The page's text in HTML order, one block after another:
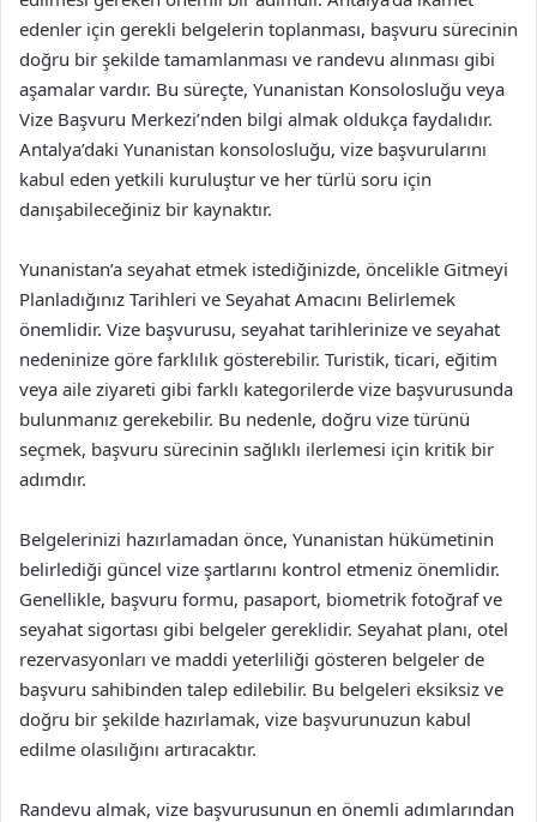
edenler için gerekli belgelerin toplanması, başvuru sürecinin
doğru bir şekilde tamamlanması ve randevu alınması gibi
aşamalar vardır. Bu süreçte, Yunanistan Konsolosluğu veya
Vize Başvuru Merkezi’nden bilgi almak oldukça faydalıdır.
Antalya’daki Yunanistan konsolosluğu, vize başvurularını
kabul eden yetkili kuruluştur ve her türlü soru için
danışabileceğiniz bir kaynaktır.
Yunanistan’a seyahat etmek istediğinizde, öncelikle Gitmeyi
Planladığınız Tarihleri ve Seyahat Amacını Belirlemek
önemlidir. Vize başvurusu, seyahat tarihlerinize ve seyahat
nedeninize göre farklılık gösterebilir. Turistik, ticari, eğitim
veya aile ziyareti gibi farklı kategorilerde vize başvurusunda
bulunmanız gerekebilir. Bu nedenle, doğru vize türünü
seçmek, başvuru sürecinin sağlıklı ilerlemesi için kritik bir
adımdır.
Belgelerinizi hazırlamadan önce, Yunanistan hükümetinin
belirlediği güncel vize şartlarını kontrol etmeniz önemlidir.
Genellikle, başvuru formu, pasaport, biometrik fotoğraf ve
seyahat sigortası gibi belgeler gereklidir. Seyahat planı, otel
rezervasyonları ve maddi yeterliliği gösteren belgeler de
başvuru sahibinden talep edilebilir. Bu belgeleri eksiksiz ve
doğru bir şekilde hazırlamak, vize başvurunuzun kabul
edilme olasılığını artıracaktır.
Randevu almak, vize başvurusunun en önemli adımlarından